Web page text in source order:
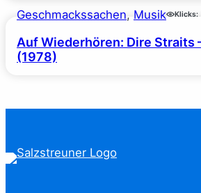
Geschmackssachen, Musik Klicks:
Auf Wiederhören: Dire Straits
(1978)